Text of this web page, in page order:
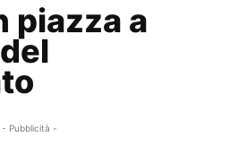
piazza a
- Pubblicità -